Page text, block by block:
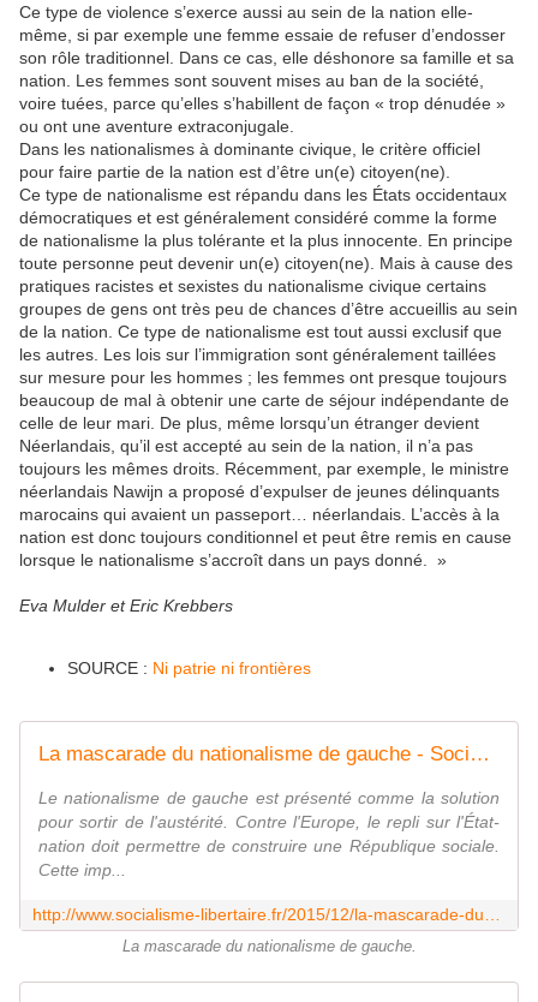
Ce type de violence s’exerce aussi au sein de la nation elle-
même, si par exemple une femme essaie de refuser d’endosser
son rôle traditionnel. Dans ce cas, elle déshonore sa famille et sa
nation. Les femmes sont souvent mises au ban de la société,
voire tuées, parce qu’elles s’habillent de façon « trop dénudée »
ou ont une aventure extraconjugale.
Dans les nationalismes à dominante civique, le critère officiel
pour faire partie de la nation est d’être un(e) citoyen(ne).
Ce type de nationalisme est répandu dans les États occidentaux
démocratiques et est généralement considéré comme la forme
de nationalisme la plus tolérante et la plus innocente. En principe
toute personne peut devenir un(e) citoyen(ne). Mais à cause des
pratiques racistes et sexistes du nationalisme civique certains
groupes de gens ont très peu de chances d’être accueillis au sein
de la nation. Ce type de nationalisme est tout aussi exclusif que
les autres. Les lois sur l’immigration sont généralement taillées
sur mesure pour les hommes ; les femmes ont presque toujours
beaucoup de mal à obtenir une carte de séjour indépendante de
celle de leur mari. De plus, même lorsqu’un étranger devient
Néerlandais, qu’il est accepté au sein de la nation, il n’a pas
toujours les mêmes droits. Récemment, par exemple, le ministre
néerlandais Nawijn a proposé d’expulser de jeunes délinquants
marocains qui avaient un passeport… néerlandais. L’accès à la
nation est donc toujours conditionnel et peut être remis en cause
lorsque le nationalisme s’accroît dans un pays donné. »
Eva Mulder et Eric Krebbers
SOURCE : Ni patrie ni frontières
La mascarade du nationalisme de gauche - Socialisme libertaire
Le nationalisme de gauche est présenté comme la solution
pour sortir de l'austérité. Contre l'Europe, le repli sur l'État-
nation doit permettre de construire une République sociale.
Cette imp...
La mascarade du nationalisme de gauche.